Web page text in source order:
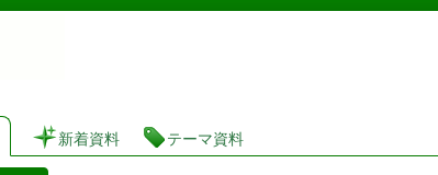
茨城県立図書館 蔵書検索・予約システム
新着資料 テーマ資料